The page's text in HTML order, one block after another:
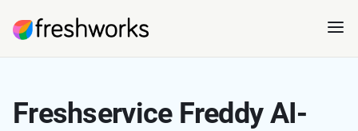
Freshservice Freddy AI-